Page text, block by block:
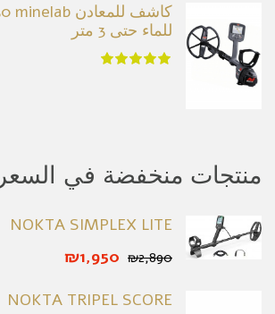
للماء حتى 3 متر
منتجات منخفضة في السعر
NOKTA SIMPLEX LITE
₪2,890
₪1,950
NOKTA TRIPEL SCORE